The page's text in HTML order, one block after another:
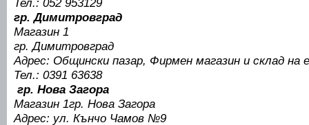
Тел.: 052 953129
гр. Димитровград
Магазин 1
гр. Димитровград
Адрес: Общински пазар, Фирмен магазин и склад на
Тел.: 0391 63638
гр. Нова Загора
Магазин 1гр. Нова Загора
Адрес: ул. Кънчо Чамов №9